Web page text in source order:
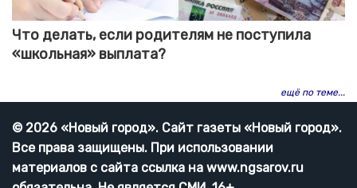
Что делать, если родителям не поступила
«школьная» выплата?
ещё по теме...
© 2026 «Новый город». Cайт газеты «Новый город».
Все права защищены. При использовании
материалов с сайта ссылка на www.ngsarov.ru